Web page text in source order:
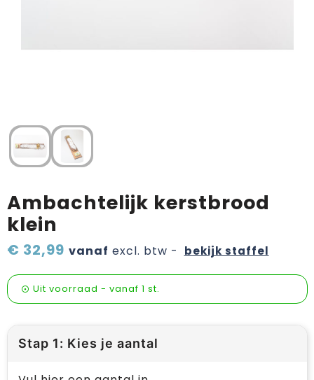
Zomerpakketten
Ambachtelijk kerstbrood
klein
€ 32,99 vanaf excl. btw - bekijk staffel
Uit voorraad - vanaf 1 st.
Stap 1: Kies je aantal